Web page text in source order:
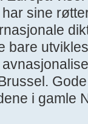
sine
bare
i gamle